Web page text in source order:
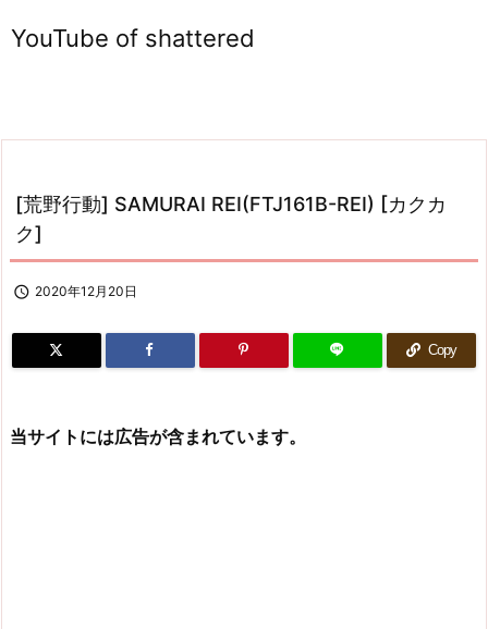
YouTube of shattered
[荒野行動] SAMURAI REI(FTJ161B-REI) [カクカ
ク]
 2020年12月20日
Copy
当サイトには広告が含まれています。